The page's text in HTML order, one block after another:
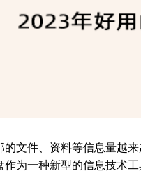
文件、资料等信息量越
作为一种新型的信息技术